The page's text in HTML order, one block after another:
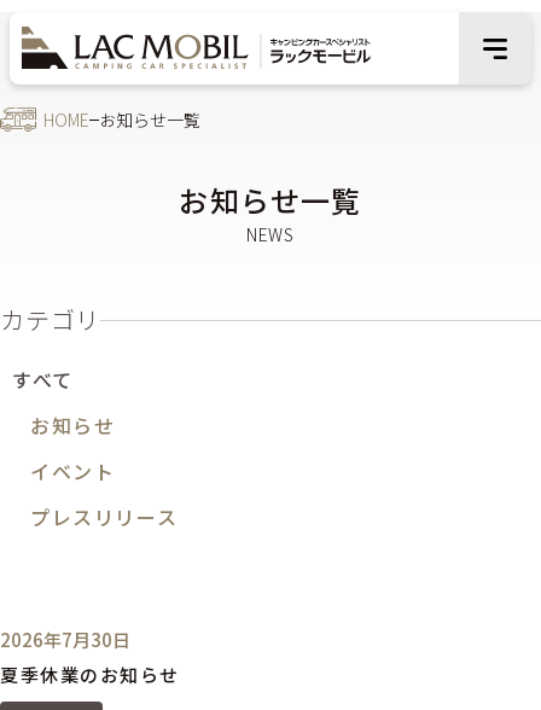
HOME お知らせ一覧
お知らせ一覧
カテゴリ
すべて
お知らせ
イベント
プレスリリース
2026年7月30日
夏季休業のお知らせ